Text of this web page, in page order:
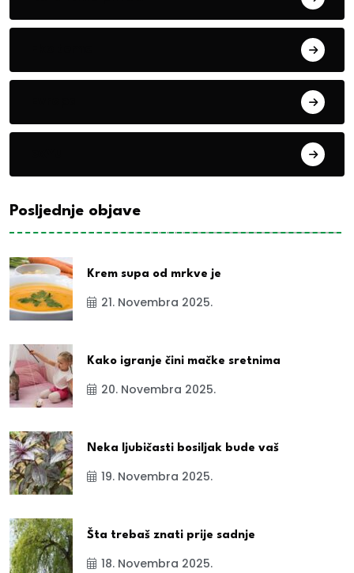
Posljednje objave
Krem supa od mrkve je
21. Novembra 2025.
Kako igranje čini mačke sretnima
20. Novembra 2025.
Neka ljubičasti bosiljak bude vaš
19. Novembra 2025.
Šta trebaš znati prije sadnje
18. Novembra 2025.